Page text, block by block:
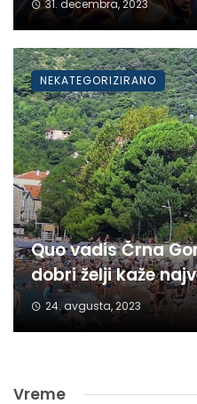
31. decembra, 2023
Quo vadis Črna
dobri želji kaže
24. avgusta, 2023
NEKATEGORIZIRANO
Vreme